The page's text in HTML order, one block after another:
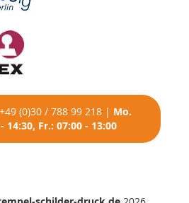
+49 (0)30 / 788 99 218| Mo.
14:30, Fr.: 07:00 - 13:00